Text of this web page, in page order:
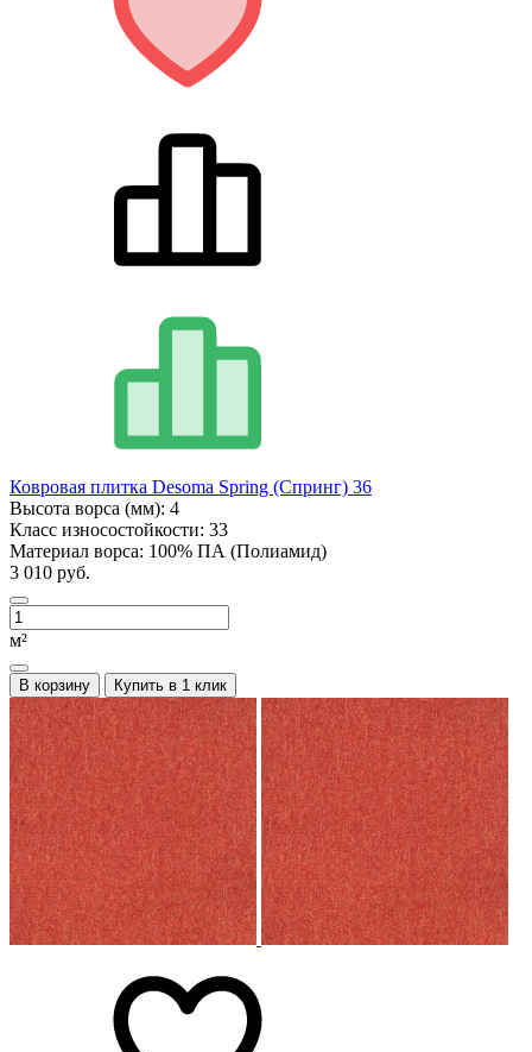
Ковровая плитка Desoma Spring (Спринг) 36
Высота ворса (мм): 4
Класс износостойкости: 33
Материал ворса: 100% ПА (Полиамид)
3 010 руб.
м²
В корзину Купить в 1 клик